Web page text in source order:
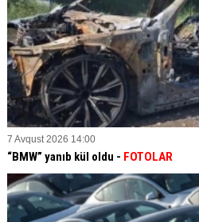
7 Avqust 2026 14:00
“BMW” yanıb kül oldu - FOTOLAR